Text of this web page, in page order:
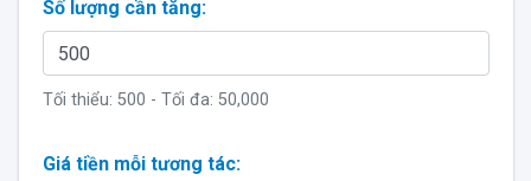
Số lượng cần tăng:
Tối thiểu: 500 - Tối đa: 50,000
Giá tiền mỗi tương tác: